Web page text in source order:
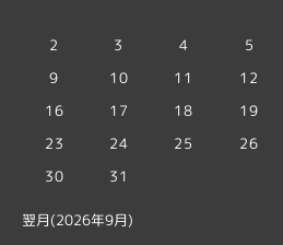
2
3 4 5
9
10 11 12
16
17 18 19
23
24 25 26
30
31
翌月(2026年9月)